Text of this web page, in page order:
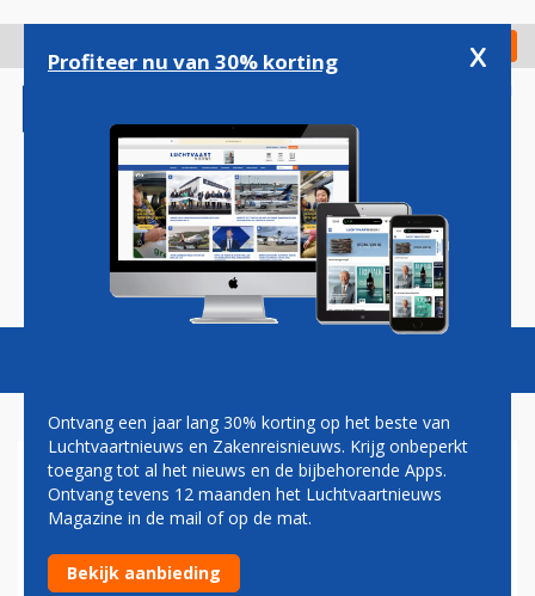
gaan
Check in
Magazine Podcasts Vacatures
ETIHAD VERHOOGT
CONCURRENTIE OP PARIJS
DOOR INZET A380
Profiteer nu van 30% korting x
Ontvang een jaar lang 30% korting op het beste van
Luchtvaartnieuws en Zakenreisnieuws. Krijg onbeperkt
toegang tot al het nieuws en de bijbehorende Apps.
Ontvang tevens 12 maanden het Luchtvaartnieuws
Magazine in de mail of op de mat.
Bekijk aanbieding